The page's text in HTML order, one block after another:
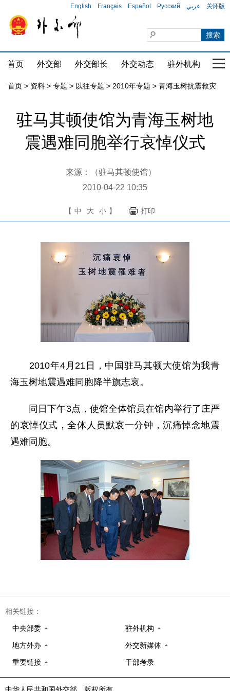
English Français Español Русский عربي 关怀版
首页 外交部 外交部长 外交动态 驻外机构 国
首页 > 资料 > 专题 > 以往专题 > 2010年专题 > 青海玉树抗震救灾
驻马其顿使馆为青海玉树地
震遇难同胞举行哀悼仪式
来源：（驻马其顿使馆）
2010-04-22 10:35
【 中 大 小 】 打印
2010年4月21日，中国驻马其顿大使馆为我青
海玉树地震遇难同胞降半旗志哀。
同日下午3点，使馆全体馆员在馆内举行了庄严
的哀悼仪式，全体人员默哀一分钟，沉痛悼念地震
遇难同胞。
相关链接：
中央部委 驻外机构
地方外办 外交新媒体
重要链接 干部考录